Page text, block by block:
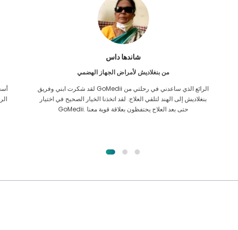
فرق الاسلام
من بنجلاديش لزراعة الكلى
لقد أعطيت كل الأمل في أنني سأتمكن من تلقي أي نوع من العلاج لمشكلة
الكلى التي أعاني منها. كان ذلك فقط بعد أن صادفت GoMedii بحمد الله
واتصلت بهم.